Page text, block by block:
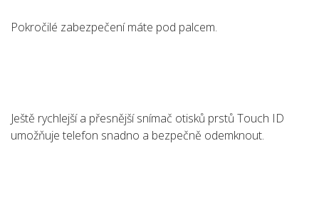
Pokročilé zabezpečení máte pod palcem.
Ještě rychlejší a přesnější snímač otisků prstů Touch ID
umožňuje telefon snadno a bezpečně odemknout.